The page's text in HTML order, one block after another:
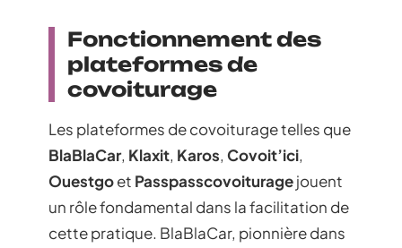
Fonctionnement des
plateformes de
covoiturage
Les plateformes de covoiturage telles que
BlaBlaCar, Klaxit, Karos, Covoit’ici,
Ouestgoet Passpasscovoituragejouent
un rôle fondamental dans la facilitation de
cette pratique. BlaBlaCar, pionnière dans